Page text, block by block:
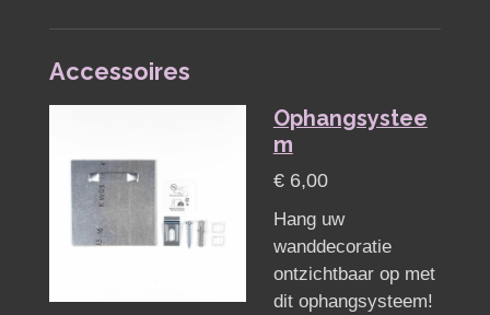
Accessoires
Ophangsystee
m
€ 6,00
Hang uw
wanddecoratie
ontzichtbaar op met
dit ophangsysteem!